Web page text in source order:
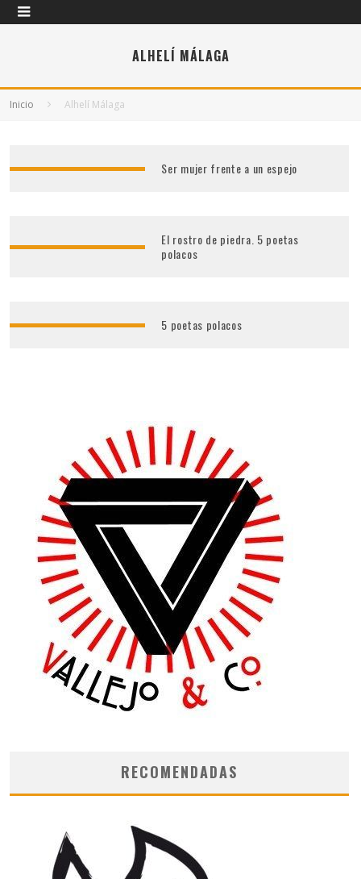
ALHELÍ MÁLAGA
Inicio Alhelí Málaga
Ser mujer frente a un espejo
El rostro de piedra. 5 poetas
polacos
5 poetas polacos
RECOMENDADAS